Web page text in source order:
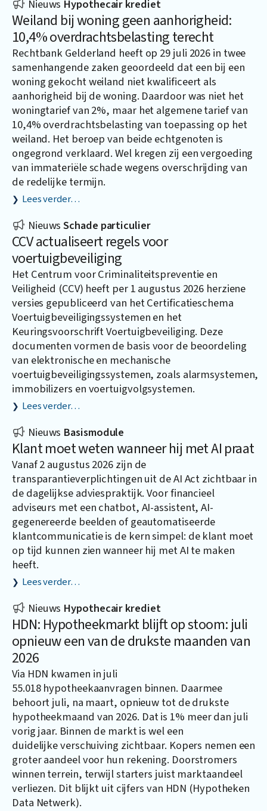
Nieuws Hypothecair krediet
Weiland bij woning geen aanhorigheid:
10,4% overdrachtsbelasting terecht
Rechtbank Gelderland heeft op 29 juli 2026 in twee
samenhangende zaken geoordeeld dat een bij een
woning gekocht weiland niet kwalificeert als
aanhorigheid bij de woning. Daardoor was niet het
woningtarief van 2%, maar het algemene tarief van
10,4% overdrachtsbelasting van toepassing op het
weiland. Het beroep van beide echtgenoten is
ongegrond verklaard. Wel kregen zij een vergoeding
van immateriële schade wegens overschrijding van
de redelijke termijn.
Lees verder…
NieuwsSchade particulier
CCV actualiseert regels voor
voertuigbeveiliging
Het Centrum voor Criminaliteitspreventie en
Veiligheid (CCV) heeft per 1 augustus 2026 herziene
versies gepubliceerd van het Certificatieschema
Voertuigbeveiligingssystemen en het
Keuringsvoorschrift Voertuigbeveiliging. Deze
documenten vormen de basis voor de beoordeling
van elektronische en mechanische
voertuigbeveiligingssystemen, zoals alarmsystemen,
immobilizers en voertuigvolgsystemen.
Lees verder…
Nieuws Basismodule
Klant moet weten wanneer hij met AI praat
Vanaf 2 augustus 2026 zijn de
transparantieverplichtingen uit de AI Act zichtbaar in
de dagelijkse adviespraktijk. Voor financieel
adviseurs met een chatbot, AI-assistent, AI-
gegenereerde beelden of geautomatiseerde
klantcommunicatie is de kern simpel: de klant moet
op tijd kunnen zien wanneer hij met AI te maken
heeft.
Lees verder…
Nieuws Hypothecair krediet
HDN: Hypotheekmarkt blijft op stoom: juli
opnieuw een van de drukste maanden van
2026
Via HDN kwamen in juli
55.018 hypotheekaanvragen binnen. Daarmee
behoort juli, na maart, opnieuw tot de drukste
hypotheekmaand van 2026. Dat is 1% meer dan juli
vorig jaar. Binnen de markt is wel een
duidelijke verschuiving zichtbaar. Kopers nemen een
groter aandeel voor hun rekening. Doorstromers
winnen terrein, terwijl starters juist marktaandeel
verliezen. Dit blijkt uit cijfers van HDN (Hypotheken
Data Netwerk).